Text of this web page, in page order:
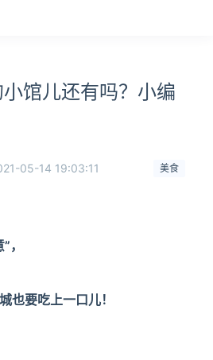
馆儿还有吗？小编
美食
05-14 19:03:11
，
也要吃上一口儿！